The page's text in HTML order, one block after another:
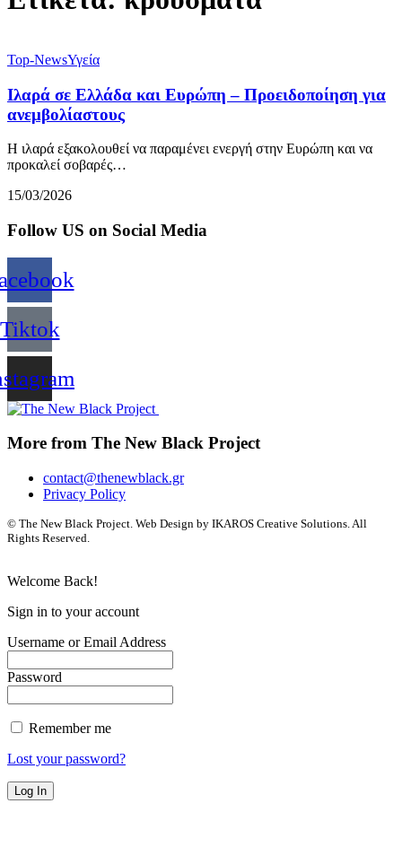
Top-NewsΥγεία
Ιλαρά σε Ελλάδα και Ευρώπη – Προειδοποίηση για
ανεμβολίαστους
Η ιλαρά εξακολουθεί να παραμένει ενεργή στην Ευρώπη και να
προκαλεί σοβαρές…
15/03/2026
Follow US on Social Media
Tiktok
More from The New Black Project
contact@thenewblack.gr
Privacy Policy
© The New Black Project. Web Design by IKAROS Creative Solutions. All
Rights Reserved.
Welcome Back!
Sign in to your account
Username or Email Address
Password
Remember me
Lost your password?